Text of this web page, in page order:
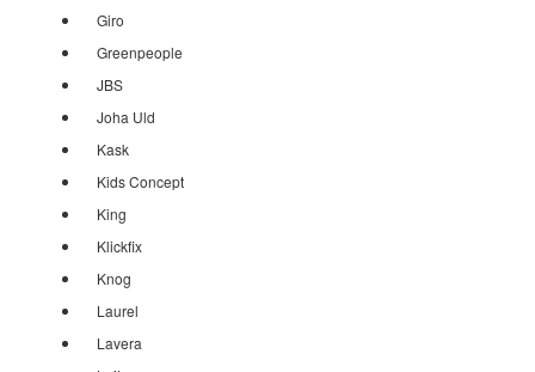
Giro
Greenpeople
JBS
Joha Uld
Kask
Kids Concept
King
Klickfix
Knog
Laurel
Lavera